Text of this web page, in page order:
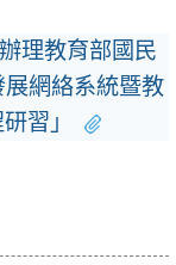
理教育部國民
網絡系統暨教
習」